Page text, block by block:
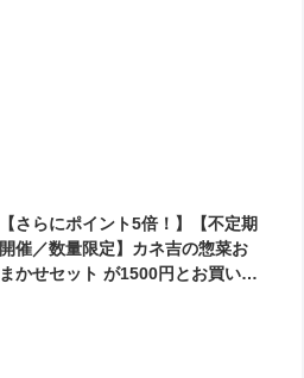
【さらにポイント5倍！】【不定期
開催／数量限定】カネ吉の惣菜お
まかせセット が1500円とお買い